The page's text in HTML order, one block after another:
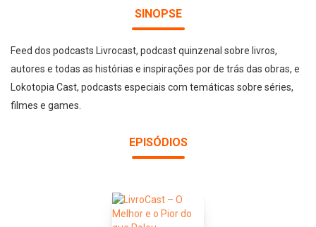
SINOPSE
Feed dos podcasts Livrocast, podcast quinzenal sobre livros,
autores e todas as histórias e inspirações por de trás das obras, e
Lokotopia Cast, podcasts especiais com temáticas sobre séries,
filmes e games.
EPISÓDIOS